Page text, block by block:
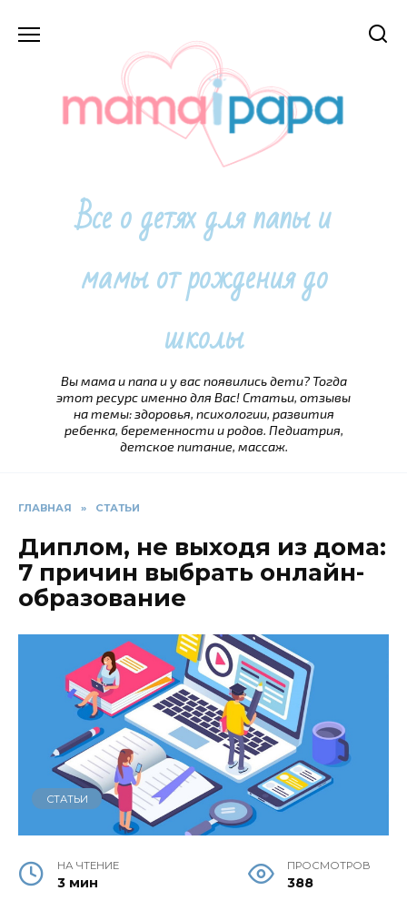
Все о детях для папы и
мамы от рождения до
школы
Вы мама и папа и у вас появились дети? Тогда
этот ресурс именно для Вас! Статьи, отзывы
на темы: здоровья, психологии, развития
ребенка, беременности и родов. Педиатрия,
детское питание, массаж.
ГЛАВНАЯ » СТАТЬИ
Диплом, не выходя из дома:
7 причин выбрать онлайн-
образование
СТАТЬИ
НА ЧТЕНИЕ
3 мин
ПРОСМОТРОВ
388